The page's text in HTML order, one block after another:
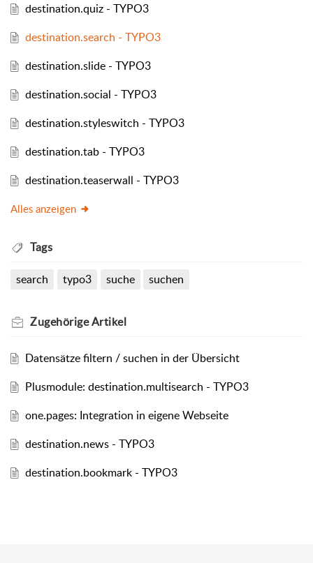
destination.quiz - TYPO3
destination.search - TYPO3
destination.slide - TYPO3
destination.social - TYPO3
destination.styleswitch - TYPO3
destination.tab - TYPO3
destination.teaserwall - TYPO3
Alles anzeigen
Tags
search typo3 suche suchen
ZugehörigeArtikel
Datensätze filtern / suchen in der Übersicht
Plusmodule: destination.multisearch - TYPO3
one.pages: Integration in eigene Webseite
destination.news - TYPO3
destination.bookmark - TYPO3